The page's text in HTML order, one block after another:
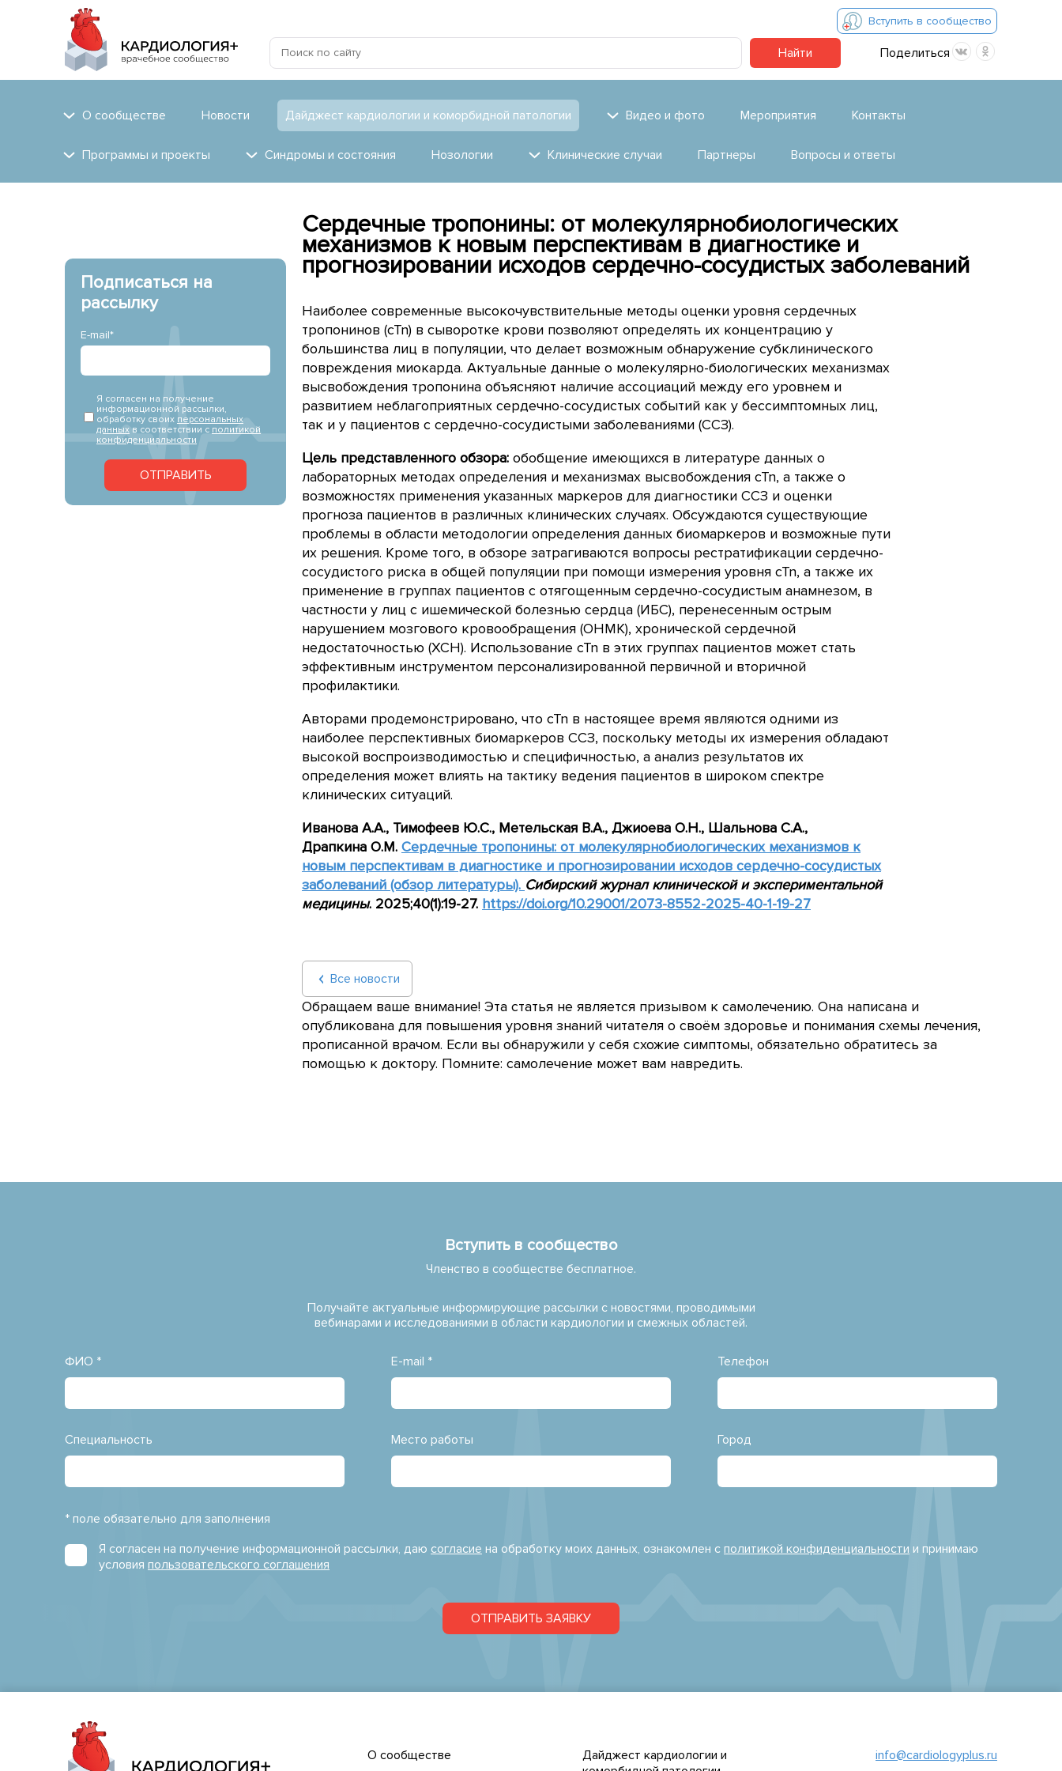
Вступить в сообщество
Найти Поделиться
О сообществе Новости Дайджест кардиологии и коморбидной патологии Видео и фото Мероприятия Контакты
Программы и проекты Синдромы и состояния Нозологии Клинические случаи Партнеры Вопросы и ответы
Подписаться на
рассылку
E-mail*
Я согласен на получение
информационной рассылки,
обработку своих персональных
данных в соответствии с политикой
конфиденциальности
ОТПРАВИТЬ
Сердечные тропонины: от молекулярнобиологических
механизмов к новым перспективам в диагностике и
прогнозировании исходов сердечно-сосудистых заболеваний
Наиболее современные высокочувствительные методы оценки уровня сердечных
тропонинов (cTn) в сыворотке крови позволяют определять их концентрацию у
большинства лиц в популяции, что делает возможным обнаружение субклинического
повреждения миокарда. Актуальные данные о молекулярно-биологических механизмах
высвобождения тропонина объясняют наличие ассоциаций между его уровнем и
развитием неблагоприятных сердечно-сосудистых событий как у бессимптомных лиц,
так и у пациентов с сердечно-сосудистыми заболеваниями (ССЗ).
Цель представленного обзора: обобщение имеющихся в литературе данных о
лабораторных методах определения и механизмах высвобождения cTn, а также о
возможностях применения указанных маркеров для диагностики ССЗ и оценки
прогноза пациентов в различных клинических случаях. Обсуждаются существующие
проблемы в области методологии определения данных биомаркеров и возможные пути
их решения. Кроме того, в обзоре затрагиваются вопросы рестратификации сердечно-
сосудистого риска в общей популяции при помощи измерения уровня cTn, а также их
применение в группах пациентов с отягощенным сердечно-сосудистым анамнезом, в
частности у лиц с ишемической болезнью сердца (ИБС), перенесенным острым
нарушением мозгового кровообращения (ОНМК), хронической сердечной
недостаточностью (ХСН). Использование cTn в этих группах пациентов может стать
эффективным инструментом персонализированной первичной и вторичной
профилактики.
Авторами продемонстрировано, что cTn в настоящее время являются одними из
наиболее перспективных биомаркеров ССЗ, поскольку методы их измерения обладают
высокой воспроизводимостью и специфичностью, а анализ результатов их
определения может влиять на тактику ведения пациентов в широком спектре
клинических ситуаций.
Иванова А.А., Тимофеев Ю.С., Метельская В.А., Джиоева О.Н., Шальнова С.А.,
Драпкина О.М. Сердечные тропонины: от молекулярнобиологических механизмов к
новым перспективам в диагностике и прогнозировании исходов сердечно-сосудистых
заболеваний (обзор литературы). Сибирский журнал клинической и экспериментальной
медицины. 2025;40(1):19-27. https://doi.org/10.29001/2073-8552-2025-40-1-19-27
Все новости
Обращаем ваше внимание! Эта статья не является призывом к самолечению. Она написана и
опубликована для повышения уровня знаний читателя о своём здоровье и понимания схемы лечения,
прописанной врачом. Если вы обнаружили у себя схожие симптомы, обязательно обратитесь за
помощью к доктору. Помните: самолечение может вам навредить.
Вступить в сообщество
Членство в сообществе бесплатное.
Получайте актуальные информирующие рассылки с новостями, проводимыми
вебинарами и исследованиями в области кардиологии и смежных областей.
ФИО * E-mail * Телефон
Специальность Место работы Город
* поле обязательно для заполнения
Я согласен на получение информационной рассылки, даю согласие на обработку моих данных, ознакомлен с политикой конфиденциальности и принимаю
условия пользовательского соглашения
ОТПРАВИТЬ ЗАЯВКУ
О сообществе
Дайджест кардиологии и
info@cardiologyplus.ru